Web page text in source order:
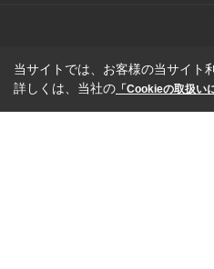
当サイトでは、お客様の当サイト
詳しくは、当社の 「Cookieの取扱い